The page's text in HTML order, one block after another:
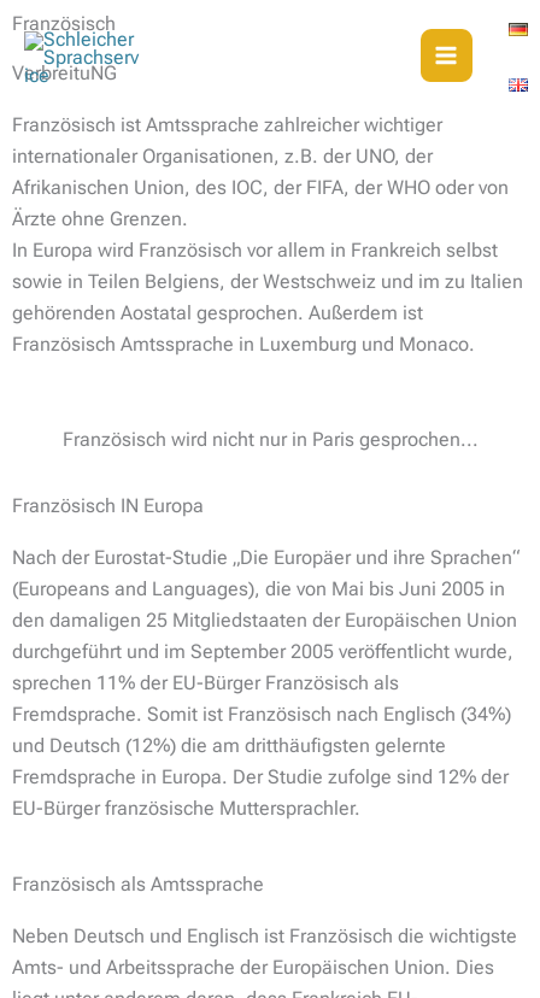
Zum
Inhalt
springen
Französisch
VerbreituNG
Französisch ist Amtssprache zahlreicher wichtiger
internationaler Organisationen, z.B. der UNO, der
Afrikanischen Union, des IOC, der FIFA, der WHO oder von
Ärzte ohne Grenzen.
In Europa wird Französisch vor allem in Frankreich selbst
sowie in Teilen Belgiens, der Westschweiz und im zu Italien
gehörenden Aostatal gesprochen. Außerdem ist
Französisch Amtssprache in Luxemburg und Monaco.
Französisch wird nicht nur in Paris gesprochen...
Französisch IN Europa
Nach der Eurostat-Studie „Die Europäer und ihre Sprachen“
(Europeans and Languages), die von Mai bis Juni 2005 in
den damaligen 25 Mitgliedstaaten der Europäischen Union
durchgeführt und im September 2005 veröffentlicht wurde,
sprechen 11% der EU-Bürger Französisch als
Fremdsprache. Somit ist Französisch nach Englisch (34%)
und Deutsch (12%) die am dritthäufigsten gelernte
Fremdsprache in Europa. Der Studie zufolge sind 12% der
EU-Bürger französische Muttersprachler.
Französisch als Amtssprache
Neben Deutsch und Englisch ist Französisch die wichtigste
Amts- und Arbeitssprache der Europäischen Union. Dies